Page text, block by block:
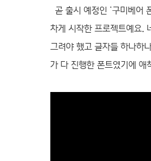
곧 출시 예정인 ‘구미베어
차게 시작한 프로젝트예요.
그려야 했고 글자들 하나하
가 다 진행한 폰트였기에 애